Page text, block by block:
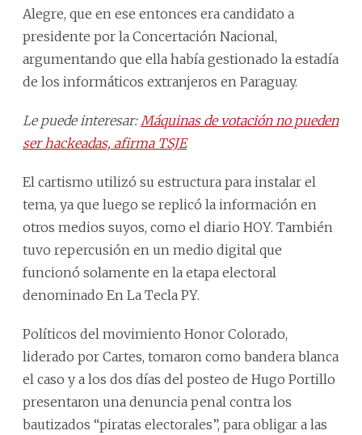
Alegre, que en ese entonces era candidato a
presidente por la Concertación Nacional,
argumentando que ella había gestionado la estadía
de los informáticos extranjeros en Paraguay.
Le puede interesar: Máquinas de votación no pueden
ser hackeadas, afirma TSJE
El cartismo utilizó su estructura para instalar el
tema, ya que luego se replicó la información en
otros medios suyos, como el diario HOY. También
tuvo repercusión en un medio digital que
funcionó solamente en la etapa electoral
denominado En La Tecla PY.
Políticos del movimiento Honor Colorado,
liderado por Cartes, tomaron como bandera blanca
el caso y a los dos días del posteo de Hugo Portillo
presentaron una denuncia penal contra los
bautizados “piratas electorales”, para obligar a las